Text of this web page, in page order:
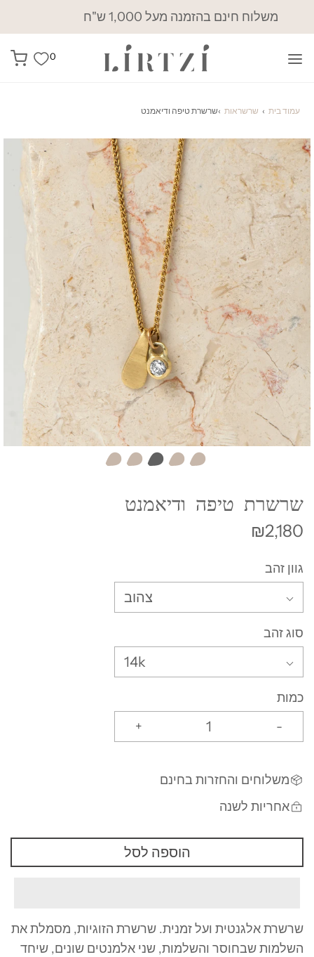
משלוח חינם בהזמנה מעל 1,000 ש"ח
0
עמוד בית › שרשראות ›שרשרת טיפה ודיאמנט
שרשרת טיפה ודיאמנט
₪2,180
גוון זהב
צהוב
סוג זהב
14k
כמות
-
+
משלוחים והחזרות בחינם
אחריות לשנה
הוספה לסל
שרשרת אלגנטית ועל זמנית. שרשרת הזוגיות, מסמלת את
השלמות שבחוסר והשלמות, שני אלמנטים שונים, שיחד